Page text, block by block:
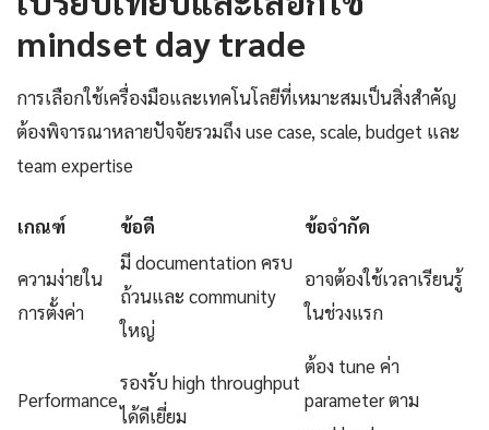
mindset day trade
การเลือกใช้เครื่องมือและเทคโนโลยีที่เหมาะสมเป็นสิ่งสำคัญ
ต้องพิจารณาหลายปัจจัยรวมถึง use case, scale, budget และ
team expertise
เกณฑ์ ข้อดี ข้อจำกัด
ความง่ายใน
การตั้งค่า
มี documentation ครบ
ถ้วนและ community
ใหญ่
อาจต้องใช้เวลาเรียนรู้
ในช่วงแรก
Performance
รองรับ high throughput
ได้ดีเยี่ยม
ต้อง tune ค่า
parameter ตาม